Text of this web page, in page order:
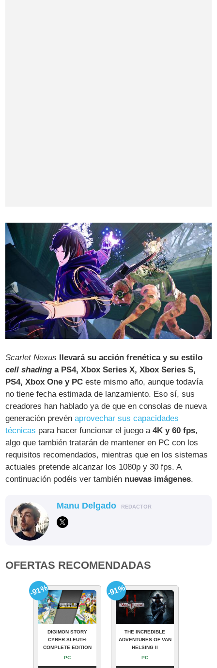
Scarlet Nexus llevará su acción frenética y su estilo
cell shading a PS4, Xbox Series X, Xbox Series S,
PS4, Xbox One y PC este mismo año, aunque todavía
no tiene fecha estimada de lanzamiento. Eso sí, sus
creadores han hablado ya de que en consolas de nueva
generación prevénaprovechar sus capacidades
técnicas para hacer funcionar el juego a4K y 60 fps,
algo que también tratarán de mantener en PC con los
requisitos recomendados, mientras que en los sistemas
actuales pretende alcanzar los 1080p y 30 fps. A
continuación podéis ver también nuevas imágenes.
Manu Delgado REDACTOR
OFERTAS RECOMENDADAS
DIGIMON STORY
CYBER SLEUTH:
COMPLETE EDITION
PC
-91%
THE INCREDIBLE
ADVENTURES OF VAN
HELSING II
PC
-91%